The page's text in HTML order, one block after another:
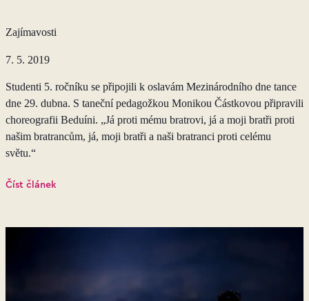
Zajímavosti
7. 5. 2019
Studenti 5. ročníku se připojili k oslavám Mezinárodního dne tance
dne 29. dubna. S taneční pedagožkou Monikou Částkovou připravili
choreografii Beduíni. „Já proti mému bratrovi, já a moji bratři proti
našim bratrancům, já, moji bratři a naši bratranci proti celému
světu.“
Číst článek